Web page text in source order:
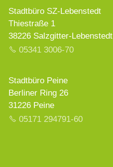
Stadtbüro SZ-Lebenstedt
Thiestraße 1
38226 Salzgitter-Lebenstedt
05341 3006-70
Stadtbüro Peine
Berliner Ring 26
31226 Peine
05171 294791-60